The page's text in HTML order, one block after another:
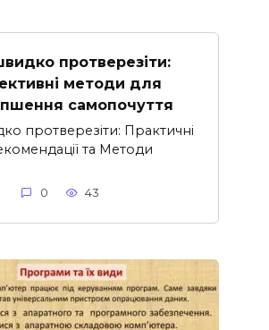
протверезіти:
методи для
самопочуття
протверезіти: Практичні
та Методи
0 43